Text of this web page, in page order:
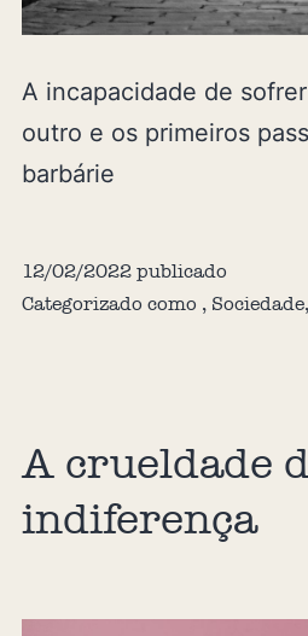
A incapacidade de
outro e os primeiros
barbárie
12/02/2022publicado
Categorizado como , Sociedade,
A crueldade
indiferença